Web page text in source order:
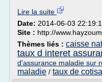
Lire la suite
Date: 2014-06-03
Site : http://
Thèmes liés : caisse
taux d interet
d'assurance maladie sur
maladie / taux de